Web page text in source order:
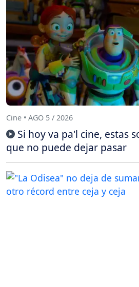
Cine • AGO 5 / 2026
Si hoy va pa'l cine, estas
que no puede dejar pasar